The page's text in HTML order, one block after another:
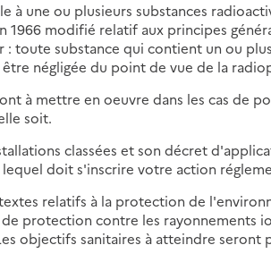
à une ou plusieurs substances
1966 modifié relatif aux principes
: toute substance qui contient un ou
négligée du point de vue de la
à mettre en oeuvre dans les cas de
soit.
classées et son décret
doit s'inscrire votre action
relatifs à la protection de
protection contre les rayonnements
objectifs sanitaires à atteindre seront